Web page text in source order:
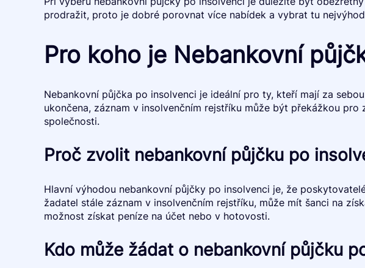
prodražit, proto je dobré porovnat více nabídek a vybrat tu
Pro koho je Nebankovní
Nebankovní půjčka po insolvenci je ideální pro ty, kteří mají za
ukončena, záznam v insolvenčním rejstříku může být překážkou
společnosti.
Proč zvolit nebankovní půjčku po
Hlavní výhodou nebankovní půjčky po insolvenci je, že
žadatel stále záznam v insolvenčním rejstříku, může mít šanci na
možnost získat peníze na účet nebo v hotovosti.
Kdo může žádat o nebankovní půjčku